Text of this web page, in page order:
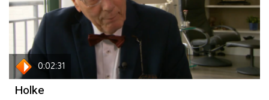
0:02:31
kritiek
Holke